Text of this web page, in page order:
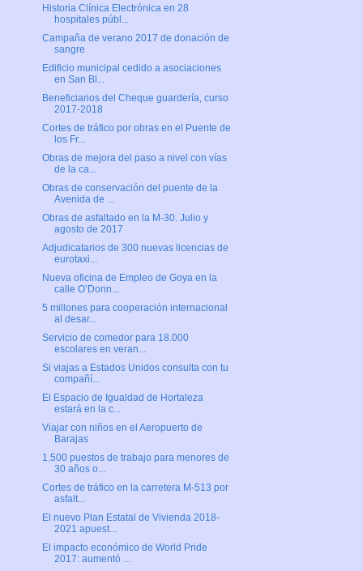
Historia Clínica Electrónica en 28
hospitales públ...
Campaña de verano 2017 de donación de
sangre
Edificio municipal cedido a asociaciones
en San Bl...
Beneficiarios del Cheque guardería, curso
2017-2018
Cortes de tráfico por obras en el Puente de
los Fr...
Obras de mejora del paso a nivel con vías
de la ca...
Obras de conservación del puente de la
Avenida de ...
Obras de asfaltado en la M-30. Julio y
agosto de 2017
Adjudicatarios de 300 nuevas licencias de
eurotaxi...
Nueva oficina de Empleo de Goya en la
calle O’Donn...
5 millones para cooperación internacional
al desar...
Servicio de comedor para 18.000
escolares en veran...
Si viajas a Estados Unidos consulta con tu
compañí...
El Espacio de Igualdad de Hortaleza
estará en la c...
Viajar con niños en el Aeropuerto de
Barajas
1.500 puestos de trabajo para menores de
30 años o...
Cortes de tráfico en la carretera M-513 por
asfalt...
El nuevo Plan Estatal de Vivienda 2018-
2021 apuest...
El impacto económico de World Pride
2017: aumentó ...